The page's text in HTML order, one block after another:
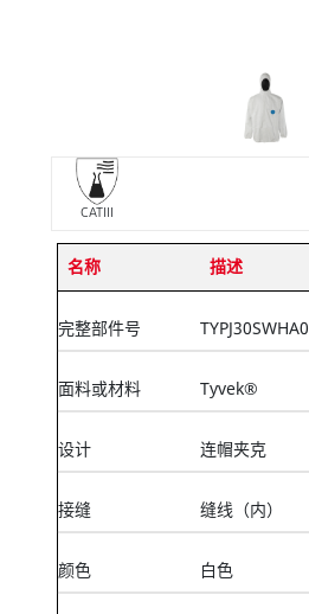
CATIII
名称 描述
完整部件号 TYPJ30SWHA0
面料或材料 Tyvek®
设计 连帽夹克
接缝 缝线（内）
颜色 白色